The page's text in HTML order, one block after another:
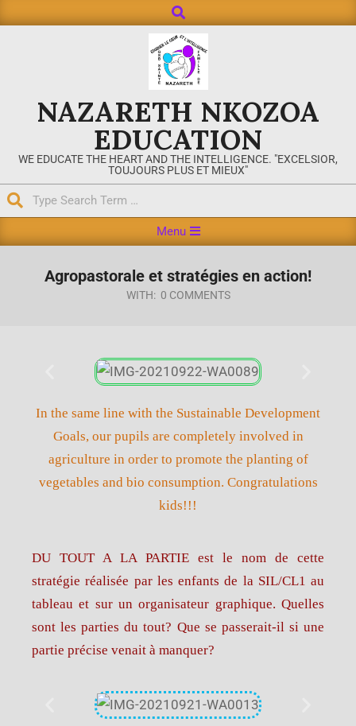
NAZARETH NKOZOA
EDUCATION
WE EDUCATE THE HEART AND THE INTELLIGENCE. "EXCELSIOR,
TOUJOURS PLUS ET MIEUX"
Menu
Agropastorale et stratégies en action!
WITH: 0 COMMENTS
In the same line with the Sustainable Development
Goals, our pupils are completely involved in
agriculture in order to promote the planting of
vegetables and bio consumption. Congratulations
kids!!!
DU TOUT A LA PARTIE est le nom de cette
stratégie réalisée par les enfants de la SIL/CL1 au
tableau et sur un organisateur graphique. Quelles
sont les parties du tout? Que se passerait-il si une
partie précise venait à manquer?